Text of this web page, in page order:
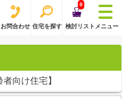
お問合わせ 住宅を探す
0
検討リスト メニュー
向け住宅】